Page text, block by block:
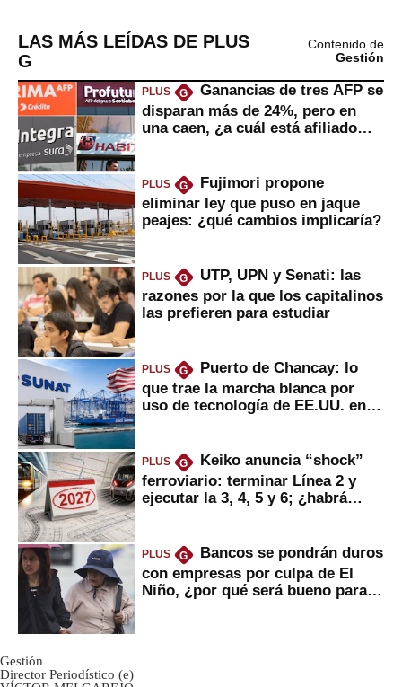
LAS MÁS LEÍDAS DE PLUS
G
Contenido de
Gestión
PLUS G
Ganancias de tres AFP se
disparan más de 24%, pero en
una caen, ¿a cuál está afiliado
PLUS G
Fujimori propone
eliminar ley que puso en jaque
peajes: ¿qué cambios implicaría?
PLUS G
UTP, UPN y Senati: las
razones por la que los capitalinos
las prefieren para estudiar
PLUS G
Puerto de Chancay: lo
que trae la marcha blanca por
uso de tecnología de EE.UU. en
PLUS G
Keiko anuncia “shock”
ferroviario: terminar Línea 2 y
ejecutar la 3, 4, 5 y 6; ¿habrá
PLUS G
Bancos se pondrán duros
con empresas por culpa de El
Niño, ¿por qué será bueno para
Gestión
Director Periodístico (e)